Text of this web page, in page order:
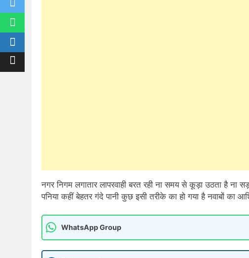
नगर निगम लगातार लापरवाही बरत रही ना समय से कूड़ा उठता है
पनिया कहीं बेहतर गंदे पानी कुछ इसी तरीके का हो गया है नवाबों का
WhatsApp Group